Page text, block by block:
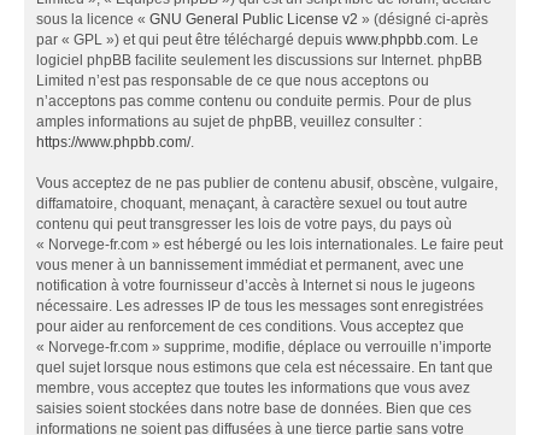
sous la licence « GNU General Public License v2 » (désigné ci-après
par « GPL ») et qui peut être téléchargé depuis www.phpbb.com. Le
logiciel phpBB facilite seulement les discussions sur Internet. phpBB
Limited n’est pas responsable de ce que nous acceptons ou
n’acceptons pas comme contenu ou conduite permis. Pour de plus
amples informations au sujet de phpBB, veuillez consulter :
https://www.phpbb.com/.
Vous acceptez de ne pas publier de contenu abusif, obscène, vulgaire,
diffamatoire, choquant, menaçant, à caractère sexuel ou tout autre
contenu qui peut transgresser les lois de votre pays, du pays où
« Norvege-fr.com » est hébergé ou les lois internationales. Le faire peut
vous mener à un bannissement immédiat et permanent, avec une
notification à votre fournisseur d’accès à Internet si nous le jugeons
nécessaire. Les adresses IP de tous les messages sont enregistrées
pour aider au renforcement de ces conditions. Vous acceptez que
« Norvege-fr.com » supprime, modifie, déplace ou verrouille n’importe
quel sujet lorsque nous estimons que cela est nécessaire. En tant que
membre, vous acceptez que toutes les informations que vous avez
saisies soient stockées dans notre base de données. Bien que ces
informations ne soient pas diffusées à une tierce partie sans votre